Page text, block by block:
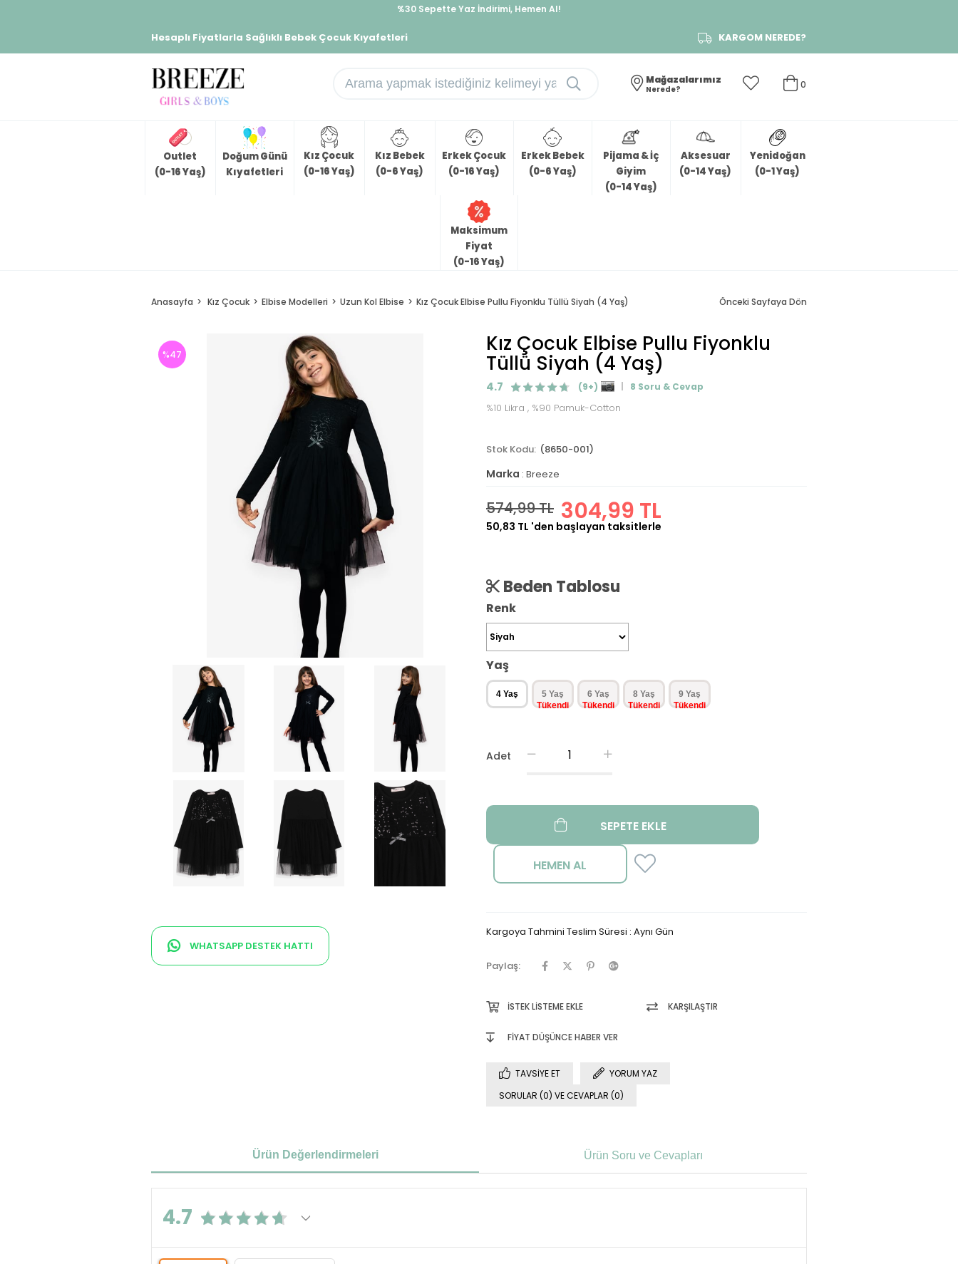
%30 Sepette Yaz İndirimi, Hemen Al!
Hesaplı Fiyatlarla Sağlıklı Bebek Çocuk Kıyafetleri KARGOM NEREDE?
0
Mağazalarımız
Nerede?
Outlet
(0-16 Yaş)
Doğum Günü
Kıyafetleri
Kız Çocuk
(0-16 Yaş)
Kız Bebek
(0-6 Yaş)
Erkek Çocuk
(0-16 Yaş)
Erkek Bebek
(0-6 Yaş)
Pijama & İç
Giyim
(0-14 Yaş)
Aksesuar
(0-14 Yaş)
Yenidoğan
(0-1 Yaş)
Maksimum
Fiyat
(0-16 Yaş)
Anasayfa Kız Çocuk Elbise Modelleri Uzun Kol Elbise Kız Çocuk Elbise Pullu Fiyonklu Tüllü Siyah (4 Yaş) Önceki Sayfaya Dön
%47
WHATSAPP DESTEK HATTI
Kız Çocuk Elbise Pullu Fiyonklu
Tüllü Siyah (4 Yaş)
4.7 (9+) 8 Soru & Cevap
%10 Likra , %90 Pamuk-Cotton
(8650-001)
Marka : Breeze
574,99 TL 304,99 TL
50,83 TL 'den başlayan taksitlerle
Beden Tablosu
Renk
Yaş
4 Yaş 5 Yaş 6 Yaş 8 Yaş 9 Yaş
Adet
Kargoya Tahmini Teslim Süresi : Aynı Gün
Paylaş:
İSTEK LISTEME EKLE KARŞILAŞTIR
FIYAT DÜŞÜNCE HABER VER
TAVSIYE ET
YORUM YAZ
SORULAR (0) VE CEVAPLAR (0)
Ürün Değerlendirmeleri Ürün Soru ve Cevapları
4.7